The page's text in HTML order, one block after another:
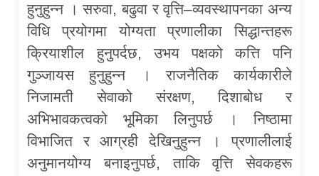
हुनुहुन्न । सरुवा, बढुवा र वृत्ति–व्यवस्थापनका अन्य
विधि प्रयोगमा योग्यता प्रणालीका सिद्धान्तहरू
क्रियाशील हुनुपर्दछ, उभय पक्षको कत्ति पनि
गुञ्जायस हुनुहुन्न । राजनैतिक कार्यकारीले
निजामती सेवाको संरक्षण, दिशाबोध र
अभिभावकत्वको भूमिका लिनुपर्छ । निष्ठामा
विभाजित र आग्रही देखिनुहुन्न । प्रणालीलाई
अनुमानयोग्य बनाइनुपर्छ, ताकि वृत्ति सेवकहरू